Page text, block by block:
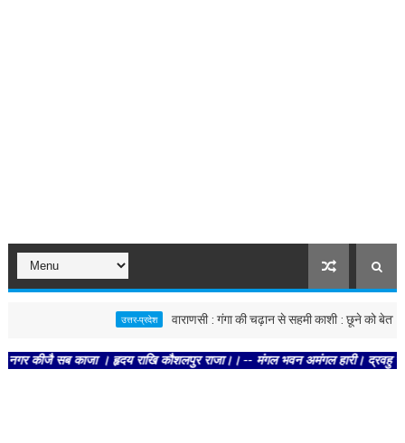
वाराणसी : गंगा की चढ़ान से सहमी काशी : छूने को बेताब खतरे की रेखा
। हृदय राखि कौशलपुर राजा।। -- मंगल भवन अमंगल हारी। द्रवहु सुदसरथ अजिर